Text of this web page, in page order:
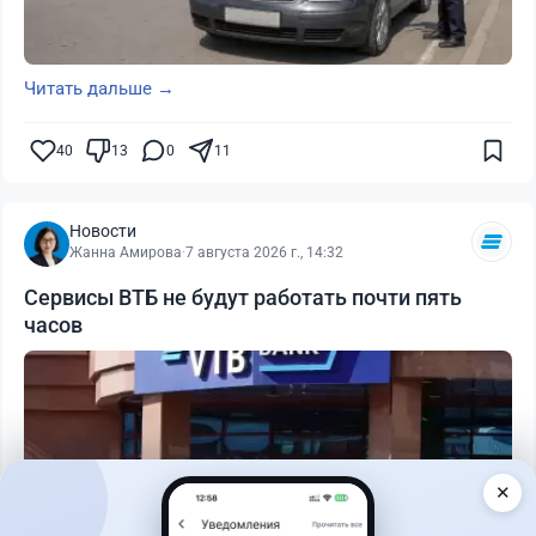
Читать дальше →
40 13 0 11
Новости
Жанна Амирова·7 августа 2026 г., 14:32
Сервисы ВТБ не будут работать почти пять
часов
✕